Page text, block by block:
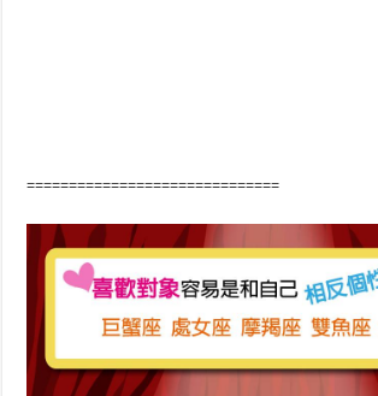
==============================